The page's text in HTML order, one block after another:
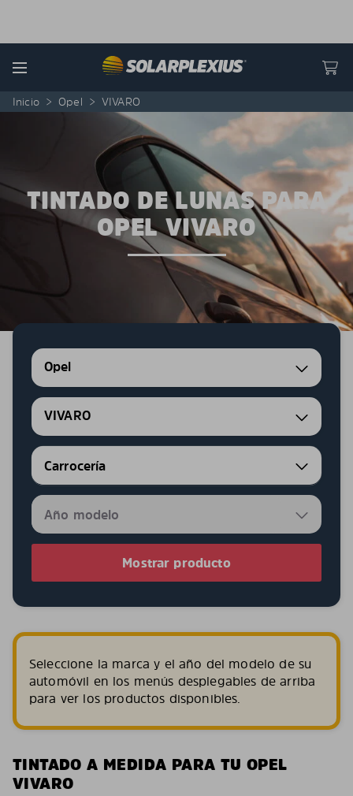
Menu
Inicio > Opel > VIVARO
TINTADO DE LUNAS PARA
OPEL VIVARO
Opel
VIVARO
Mostrar producto
Seleccione la marca y el año del modelo de su
automóvil en los menús desplegables de arriba
para ver los productos disponibles.
TINTADO A MEDIDA PARA TU OPEL
VIVARO